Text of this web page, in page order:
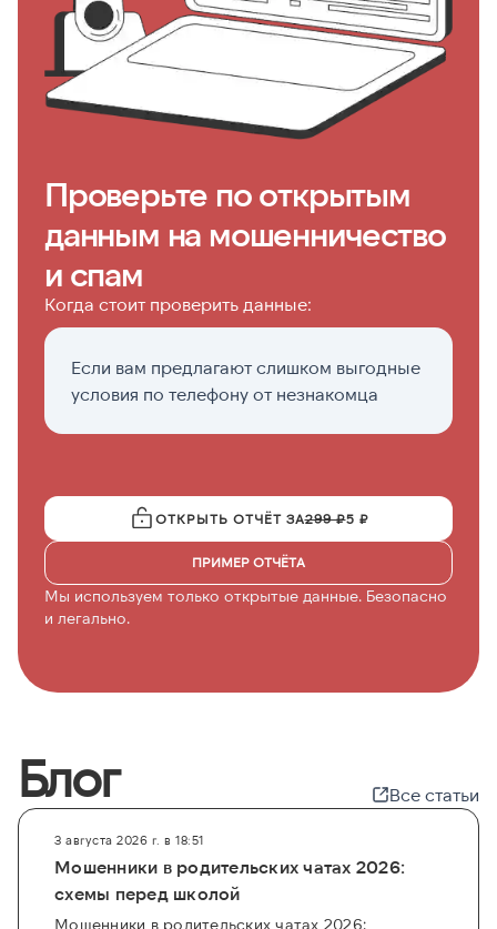
Проверьте по открытым
данным на мошенничество
и спам
Когда стоит проверить данные:
Если вам предлагают слишком выгодные
условия по телефону от незнакомца
ОТКРЫТЬ ОТЧЁТ ЗА299 ₽5 ₽
ПРИМЕР ОТЧЁТА
Мы используем только открытые данные. Безопасно
и легально.
Блог Все статьи
3 августа 2026 г. в 18:51
Мошенники в родительских чатах 2026:
схемы перед школой
Мошенники в родительских чатах 2026: